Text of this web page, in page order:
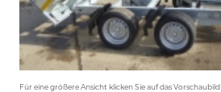
Für eine größere Ansicht klicken Sie auf das Vorschaubild